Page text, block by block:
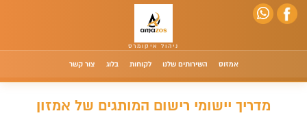
אמזוס השירותים שלנו לקוחות בלוג צור קשר
מדריך יישומי רישום המותגים של אמזון